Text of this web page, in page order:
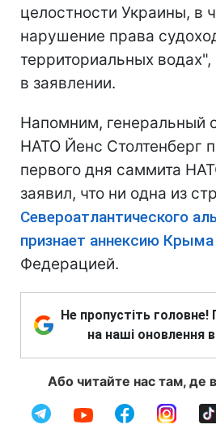
целостности Украины, в
нарушение права
территориальных водах",
в заявлении.
Напомним, генеральный
НАТО Йенс Столтенберг
первого дня саммита
заявил, что ни одна из
Североатлантического
признает аннексию Крыма
Федерацией.
Не пропустіть головне!
на наші оновлення
Або читайте нас там, де